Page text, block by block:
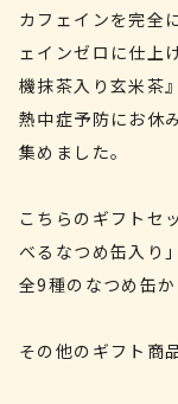
カフェインを完全
ェインゼロに仕上
機抹茶入り玄米茶
熱中症予防にお休
集めました。
こちらのギフトセ
べるなつめ缶入り
全9種のなつめ缶
その他のギフト商